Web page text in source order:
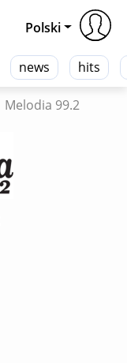
news hits
Polski
Melodia 99.2